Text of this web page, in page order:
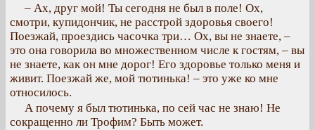
– Ах, друг мой! Ты сегодня не был в поле! Ох,
смотри, купидончик, не расстрой здоровья своего!
Поезжай, проездись часочка три… Ох, вы не знаете, –
это она говорила во множественном числе к гостям, – вы
не знаете, как он мне дорог! Его здоровье только меня и
живит. Поезжай же, мой тютинька! – это уже ко мне
относилось.
А почему я был тютинька, по сей час не знаю! Не
сокращенно ли Трофим? Быть может.